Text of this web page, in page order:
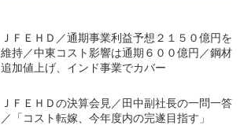
ＪＦＥＨＤ／通期事業利益予想２１５０億円を
維持／中東コスト影響は通期６００億円／鋼材
追加値上げ、インド事業でカバー
ＪＦＥＨＤの決算会見／田中副社長の一問一答
／「コスト転嫁、今年度内の完遂目指す」